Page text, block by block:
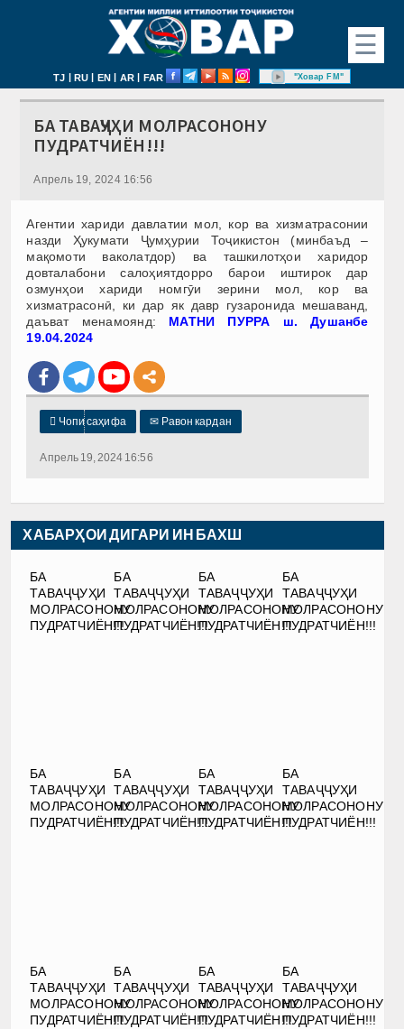
☰
TJ | RU | EN | AR | FAR "Ховар FM"
БА ТАВАҶҶУҲИ МОЛРАСОНОНУ
ПУДРАТЧИЁН!!!
Апрель 19, 2024 16:56
Агентии хариди давлатии мол, кор ва хизматрасонии
назди Ҳукумати Ҷумҳурии Тоҷикистон (минбаъд –
мақомоти ваколатдор) ва ташкилотҳои харидор
довталабони салоҳиятдорро барои иштирок дар
озмунҳои хариди номгӯи зерини мол, кор ва
хизматрасонӣ, ки дар як давр гузаронида мешаванд,
даъват менамоянд:
МАТНИ ПУРРА ш. Душанбе
19.04.2024
 Чопи саҳифа ✉ Равон кардан
Апрель 19, 2024 16:56
ХАБАРҲОИ ДИГАРИ ИН БАХШ
БА
ТАВАҶҶУҲИ
МОЛРАСОНОНУ
ПУДРАТЧИЁН!!!
БА
ТАВАҶҶУҲИ
МОЛРАСОНОНУ
ПУДРАТЧИЁН!!!
БА
ТАВАҶҶУҲИ
МОЛРАСОНОНУ
ПУДРАТЧИЁН!!!
БА
ТАВАҶҶУҲИ
МОЛРАСОНОНУ
ПУДРАТЧИЁН!!!
БА
ТАВАҶҶУҲИ
МОЛРАСОНОНУ
ПУДРАТЧИЁН!!!
БА
ТАВАҶҶУҲИ
МОЛРАСОНОНУ
ПУДРАТЧИЁН!!!
БА
ТАВАҶҶУҲИ
МОЛРАСОНОНУ
ПУДРАТЧИЁН!!!
БА
ТАВАҶҶУҲИ
МОЛРАСОНОНУ
ПУДРАТЧИЁН!!!
БА
ТАВАҶҶУҲИ
МОЛРАСОНОНУ
ПУДРАТЧИЁН!!!
БА
ТАВАҶҶУҲИ
МОЛРАСОНОНУ
ПУДРАТЧИЁН!!!
БА
ТАВАҶҶУҲИ
МОЛРАСОНОНУ
ПУДРАТЧИЁН!!!
БА
ТАВАҶҶУҲИ
МОЛРАСОНОНУ
ПУДРАТЧИЁН!!!